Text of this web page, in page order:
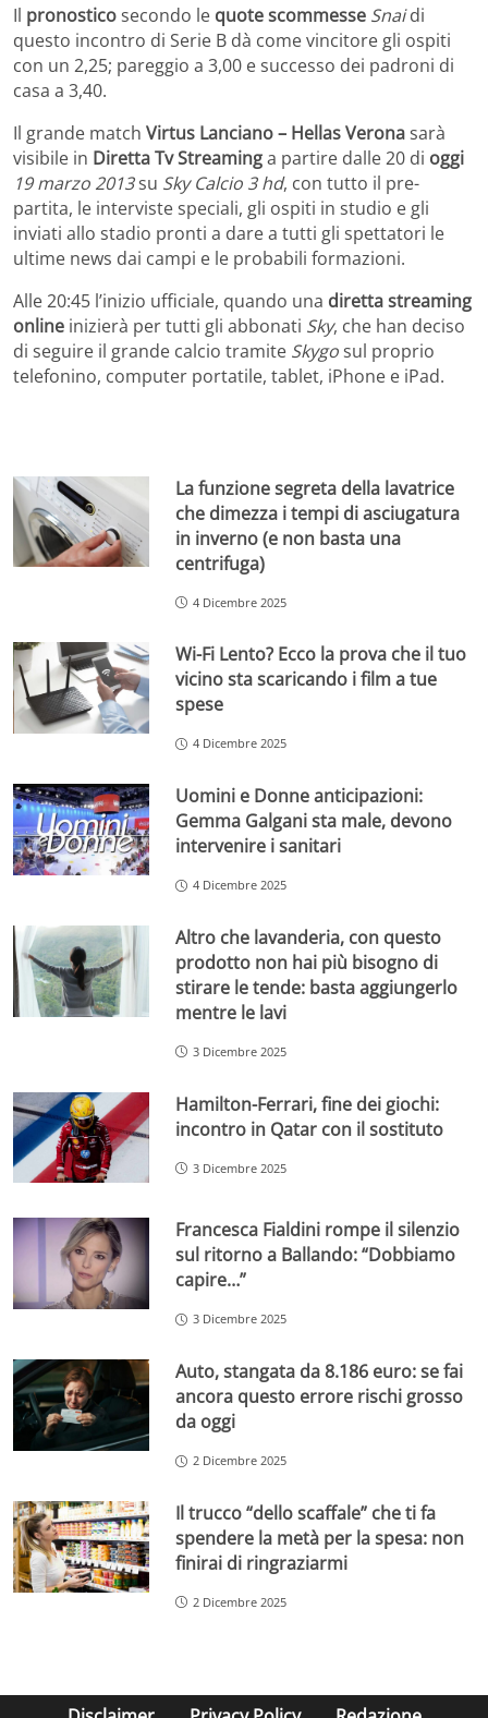
Il pronosticosecondo le quote scommesse Snaidi
questo incontro di Serie B dà come vincitore gli ospiti
con un 2,25; pareggio a 3,00 e successo dei padroni di
casa a 3,40.
Il grande match Virtus Lanciano – Hellas Veronasarà
visibile in Diretta Tv Streaminga partire dalle 20 di oggi
19 marzo 2013su Sky Calcio 3 hd, con tutto il pre-
partita, le interviste speciali, gli ospiti in studio e gli
inviati allo stadio pronti a dare a tutti gli spettatori le
ultime news dai campi e le probabili formazioni.
Alle 20:45 l’inizio ufficiale, quando una diretta streaming
online inizierà per tutti gli abbonati Sky, che han deciso
di seguire il grande calcio tramite Skygosul proprio
telefonino, computer portatile, tablet, iPhone e iPad.
La funzione segreta della lavatrice
che dimezza i tempi di asciugatura
in inverno (e non basta una
centrifuga)
4 Dicembre 2025
Wi-Fi Lento? Ecco la prova che il tuo
vicino sta scaricando i film a tue
spese
4 Dicembre 2025
Uomini e Donne anticipazioni:
Gemma Galgani sta male, devono
intervenire i sanitari
4 Dicembre 2025
Altro che lavanderia, con questo
prodotto non hai più bisogno di
stirare le tende: basta aggiungerlo
mentre le lavi
3 Dicembre 2025
Hamilton-Ferrari, fine dei giochi:
incontro in Qatar con il sostituto
3 Dicembre 2025
Francesca Fialdini rompe il silenzio
sul ritorno a Ballando: “Dobbiamo
capire…”
3 Dicembre 2025
Auto, stangata da 8.186 euro: se fai
ancora questo errore rischi grosso
da oggi
2 Dicembre 2025
Il trucco “dello scaffale” che ti fa
spendere la metà per la spesa: non
finirai di ringraziarmi
2 Dicembre 2025